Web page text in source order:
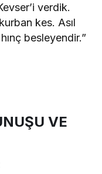
verdik.
kes. Asıl
besleyendir.”
VE